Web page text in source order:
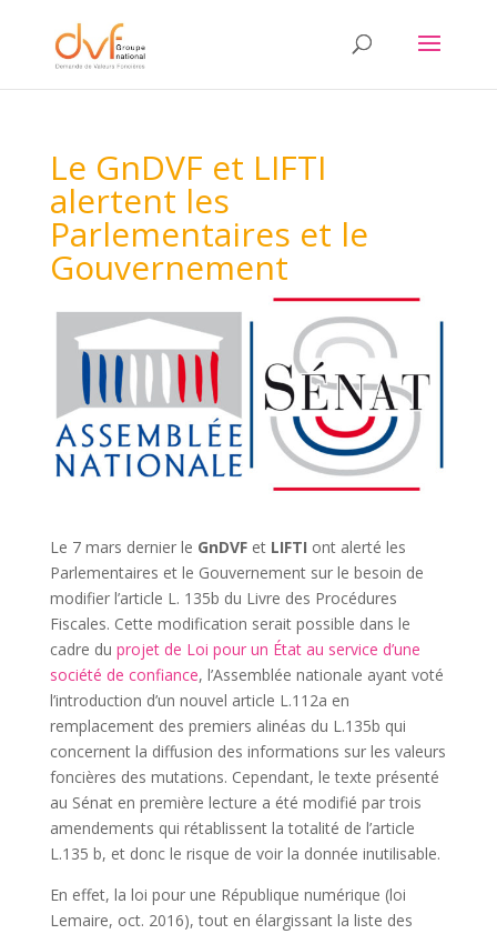
Le GnDVF et LIFTI
alertent les
Parlementaires et le
Gouvernement
Le 7 mars dernier le GnDVFet LIFTI ont alerté les
Parlementaires et le Gouvernement sur le besoin de
modifier l’article L. 135b du Livre des Procédures
Fiscales. Cette modification serait possible dans le
cadre du projet de Loi pour un État au service d’une
société de confiance, l’Assemblée nationale ayant voté
l’introduction d’un nouvel article L.112a en
remplacement des premiers alinéas du L.135b qui
concernent la diffusion des informations sur les valeurs
foncières des mutations. Cependant, le texte présenté
au Sénat en première lecture a été modifié par trois
amendements qui rétablissent la totalité de l’article
L.135 b, et donc le risque de voir la donnée inutilisable.
En effet, la loi pour une République numérique (loi
Lemaire, oct. 2016), tout en élargissant la liste des